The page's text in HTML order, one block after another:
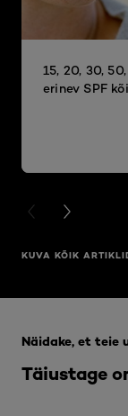
15, 20, 30, 50,
erinev SPF
PREVIOUS CARD
NEXT CARD
KUVA KÕIK
Täiustage
Näidake, et teie